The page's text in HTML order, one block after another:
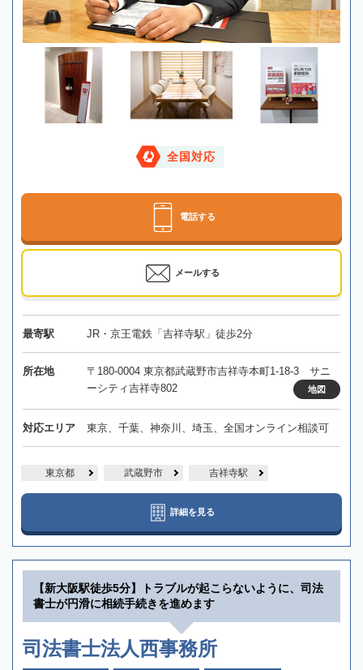
全国対応
電話する
メールする
最寄駅 JR・京王電鉄「吉祥寺駅」徒歩2分
所在地
〒180-0004 東京都武蔵野市吉祥寺本町1-18-3 サニ
ーシティ吉祥寺802
地図
対応エリア 東京、千葉、神奈川、埼玉、全国オンライン相談可
東京都 武蔵野市 吉祥寺駅
詳細を見る
【新大阪駅徒歩5分】トラブルが起こらないように、司法
書士が円滑に相続手続きを進めます
司法書士法人西事務所